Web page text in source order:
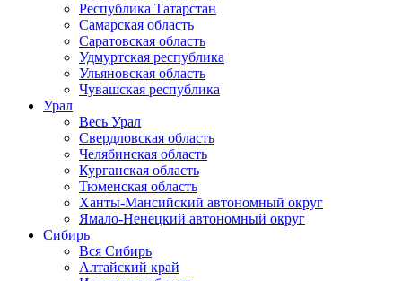
Республика Татарстан
Самарская область
Саратовская область
Удмуртская республика
Ульяновская область
Чувашская республика
Урал
Весь Урал
Свердловская область
Челябинская область
Курганская область
Тюменская область
Ханты-Мансийский автономный округ
Ямало-Ненецкий автономный округ
Сибирь
Вся Сибирь
Алтайский край